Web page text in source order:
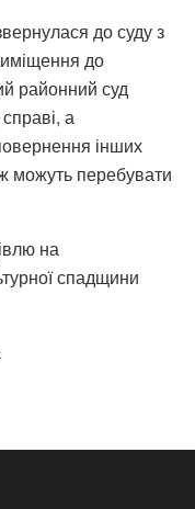
до суду з
до
районний суд
а
інших
можуть перебувати
на
спадщини